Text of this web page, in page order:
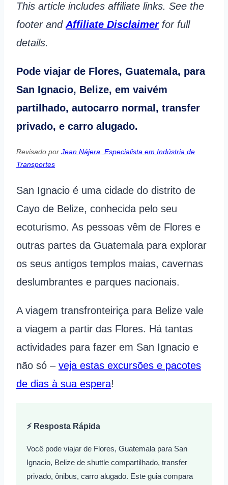
This article includes affiliate links. See the
footer and Affiliate Disclaimerfor full
details.
Pode viajar de Flores, Guatemala, para
San Ignacio, Belize, em vaivém
partilhado, autocarro normal, transfer
privado, e carro alugado.
Revisado por Jean Nájera, Especialista em Indústria de
Transportes
San Ignacio é uma cidade do distrito de
Cayo de Belize, conhecida pelo seu
ecoturismo. As pessoas vêm de Flores e
outras partes da Guatemala para explorar
os seus antigos templos maias, cavernas
deslumbrantes e parques nacionais.
A viagem transfronteiriça para Belize vale
a viagem a partir das Flores. Há tantas
actividades para fazer em San Ignacio e
não só – veja estas excursões e pacotes
de dias à sua espera!
⚡ Resposta Rápida
Você pode viajar de Flores, Guatemala para San
Ignacio, Belize de shuttle compartilhado, transfer
privado, ônibus, carro alugado. Este guia compara